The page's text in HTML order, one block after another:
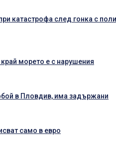
катастрофа след гонка с
морето е с нарушения
в Пловдив, има задържани
само в евро